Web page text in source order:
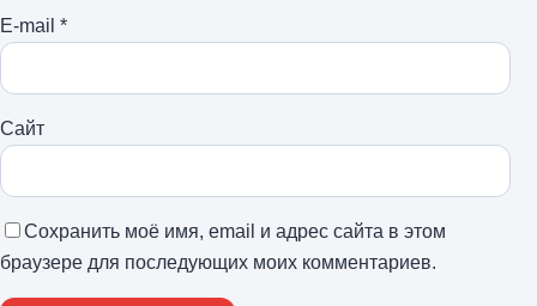
E-mail *
Сайт
Сохранить моё имя, email и адрес сайта в этом
браузере для последующих моих комментариев.